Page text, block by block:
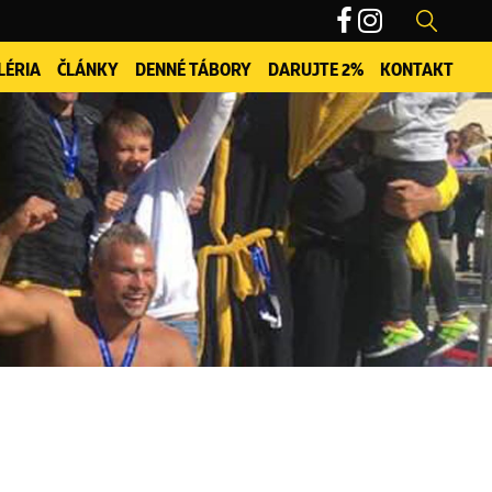
ČLÁNKY DENNÉ TÁBORY DARUJTE 2% KONTAKT